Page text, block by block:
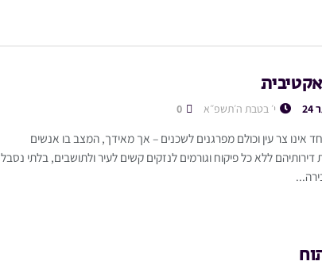
י׳ בטבת ה׳תשפ״א
אינו צר עין וכולם מפרגנים לשכנים – אך מאידך, המצב בו אנשים
ללא כל פיקוח וגורמים לנזקים קשים לעיר ולתושבים, בלתי נסבל